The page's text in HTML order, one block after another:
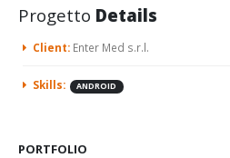
Progetto Details
Client: Enter Med s.r.l.
Skills: ANDROID
PORTFOLIO